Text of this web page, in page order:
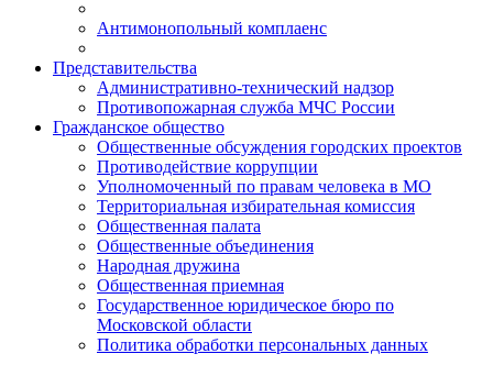
Антимонопольный комплаенс
Представительства
Административно-технический надзор
Противопожарная служба МЧС России
Гражданское общество
Общественные обсуждения городских проектов
Противодействие коррупции
Уполномоченный по правам человека в МО
Территориальная избирательная комиссия
Общественная палата
Общественные объединения
Народная дружина
Общественная приемная
Государственное юридическое бюро по
Московской области
Политика обработки персональных данных